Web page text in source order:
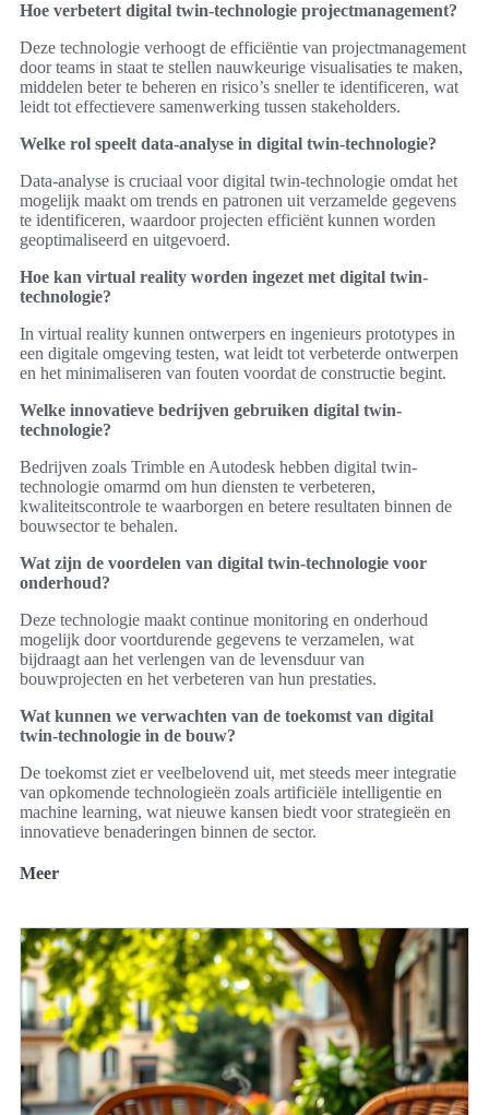
Hoe verbetert digital twin-technologie projectmanagement?
Deze technologie verhoogt de efficiëntie van projectmanagement
door teams in staat te stellen nauwkeurige visualisaties te maken,
middelen beter te beheren en risico’s sneller te identificeren, wat
leidt tot effectievere samenwerking tussen stakeholders.
Welke rol speelt data-analyse in digital twin-technologie?
Data-analyse is cruciaal voor digital twin-technologie omdat het
mogelijk maakt om trends en patronen uit verzamelde gegevens
te identificeren, waardoor projecten efficiënt kunnen worden
geoptimaliseerd en uitgevoerd.
Hoe kan virtual reality worden ingezet met digital twin-
technologie?
In virtual reality kunnen ontwerpers en ingenieurs prototypes in
een digitale omgeving testen, wat leidt tot verbeterde ontwerpen
en het minimaliseren van fouten voordat de constructie begint.
Welke innovatieve bedrijven gebruiken digital twin-
technologie?
Bedrijven zoals Trimble en Autodesk hebben digital twin-
technologie omarmd om hun diensten te verbeteren,
kwaliteitscontrole te waarborgen en betere resultaten binnen de
bouwsector te behalen.
Wat zijn de voordelen van digital twin-technologie voor
onderhoud?
Deze technologie maakt continue monitoring en onderhoud
mogelijk door voortdurende gegevens te verzamelen, wat
bijdraagt aan het verlengen van de levensduur van
bouwprojecten en het verbeteren van hun prestaties.
Wat kunnen we verwachten van de toekomst van digital
twin-technologie in de bouw?
De toekomst ziet er veelbelovend uit, met steeds meer integratie
van opkomende technologieën zoals artificiële intelligentie en
machine learning, wat nieuwe kansen biedt voor strategieën en
innovatieve benaderingen binnen de sector.
Meer